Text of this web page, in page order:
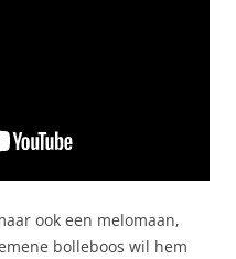
ook een melomaan,
bolleboos wil hem